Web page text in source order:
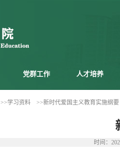
党群工作 人才培养
>>学习资料 >>新时代爱国主义教育实施纲要
时间：